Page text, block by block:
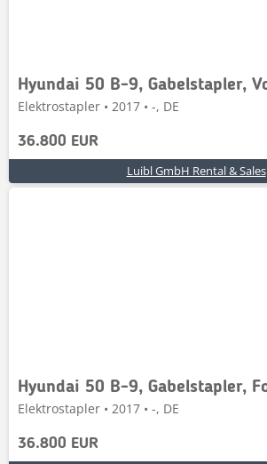
Elektrostapler • 2017 • -, DE
36.800 EUR
Luibl GmbH Rental & Sales
Elektrostapler • 2017 • -, DE
36.800 EUR